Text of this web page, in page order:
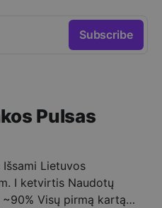
Subscribe
Pulsas
Naudotų